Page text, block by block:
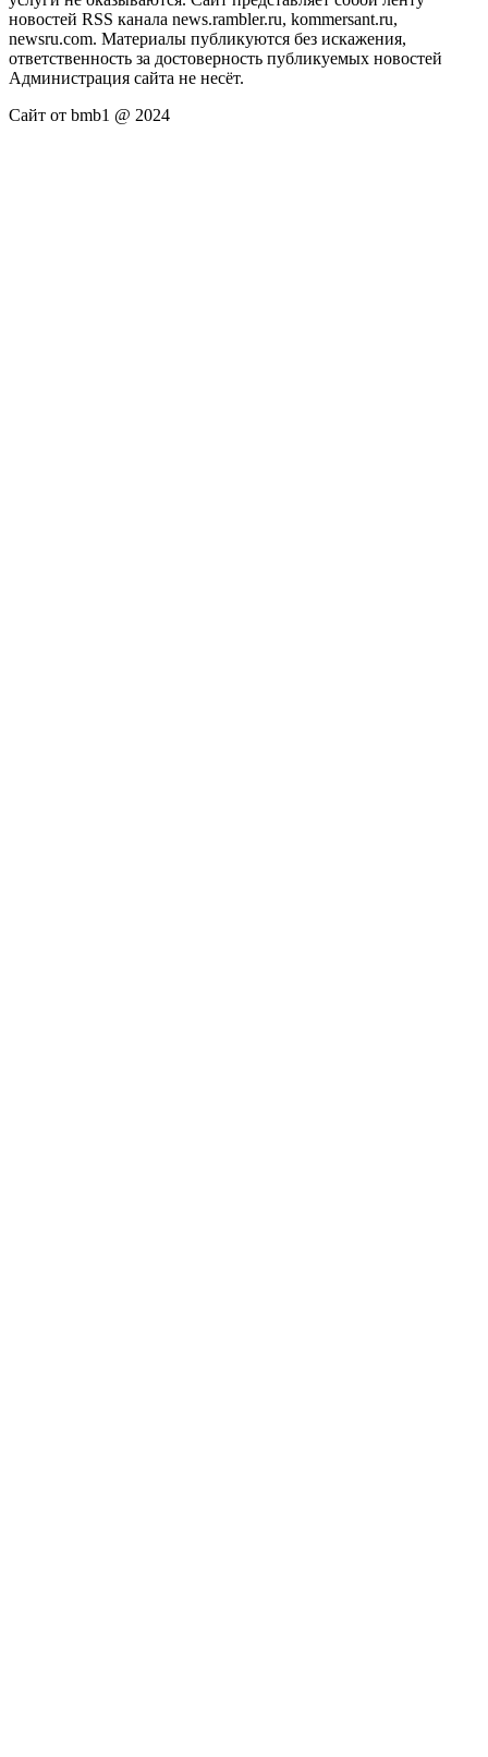
новостей RSS канала news.rambler.ru, kommersant.ru,
newsru.com. Материалы публикуются без искажения,
ответственность за достоверность публикуемых новостей
Администрация сайта не несёт.
Сайт от bmb1 @ 2024